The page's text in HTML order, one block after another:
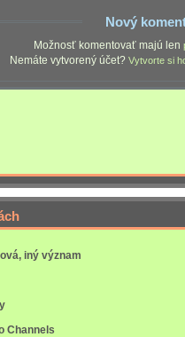
Nový
Možnosť komentovať majú len
Nemáte vytvorený účet? Vytvorte si
iný význam
Channels